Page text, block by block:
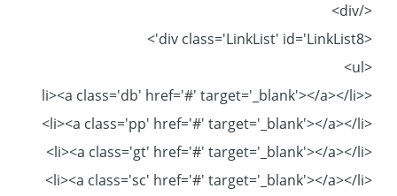
</div>
<div class='LinkList' id='LinkList8'>
<ul>
<li><a class='db' href='#' target='_blank'></a></li>
<li><a class='pp' href='#' target='_blank'></a></li>
<li><a class='gt' href='#' target='_blank'></a></li>
<li><a class='sc' href='#' target='_blank'></a></li>